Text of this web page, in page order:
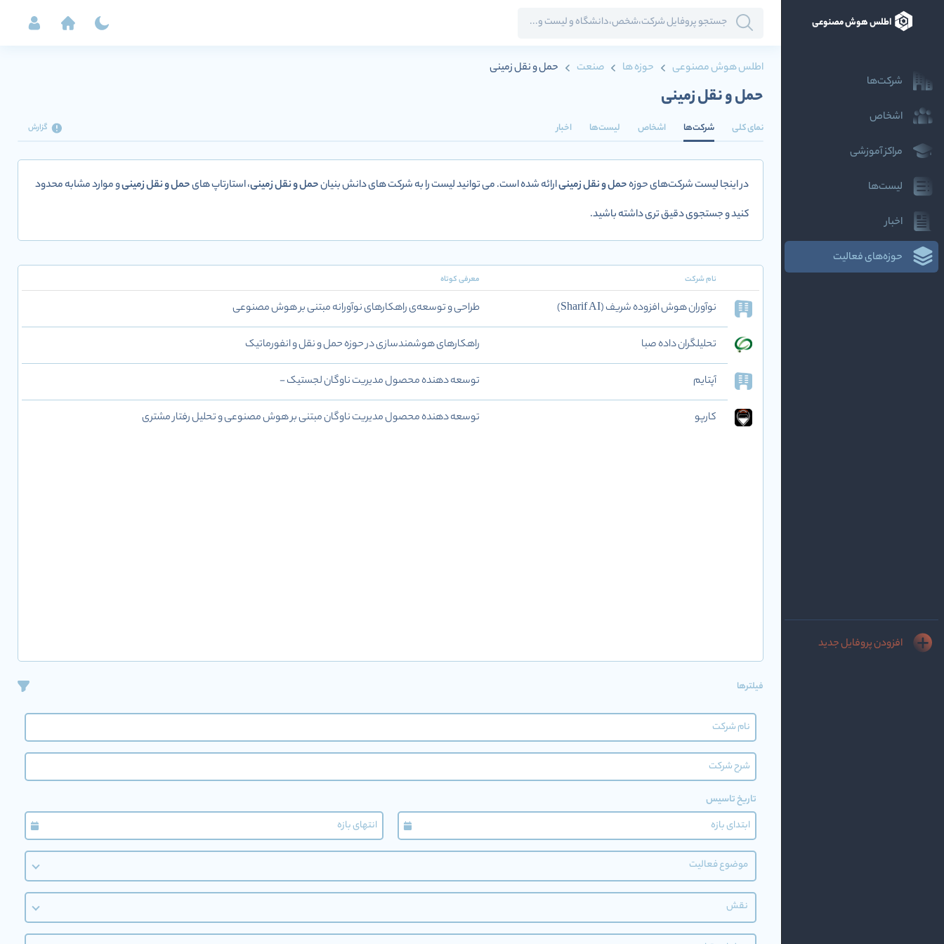
اطلس هوش مصنوعی
شرکت‌ها
اشخاص
مراکز آموزشی
لیست‌ها
اخبار
حوزه‌های فعالیت
افزودن پروفایل جدید
اطلس هوش مصنوعی حوزه ها صنعت حمل و نقل زمینی
حمل و نقل زمینی
نمای کلی شرکت‌ها اشخاص لیست‌ها اخبار گزارش
در اینجا لیست شرکت‌های حوزهحمل و نقل زمینیارائه شده است. می توانید لیست را به شرکت های دانش بنیانحمل و نقل زمینی، استارتاپ هایحمل و نقل زمینیو موارد مشابه محدود
کنید و جستجوی دقیق تری داشته باشید.
نام شرکت معرفی کوتاه
نوآوران هوش افزوده‌ شریف (Sharif AI) طراحی و توسعه‌ی راهکارهای نوآورانه مبتنی بر هوش مصنوعی
تحلیلگران داده صبا راهکارهای هوشمندسازی در حوزه حمل و نقل و انفورماتیک
آپتایم توسعه دهنده محصول مدیریت ناوگان لجستیک -
کارپو توسعه دهنده محصول مدیریت ناوگان مبتنی بر هوش مصنوعی و تحلیل رفتار مشتری
فیلترها
تاریخ تاسیس
موضوع فعالیت
نقش